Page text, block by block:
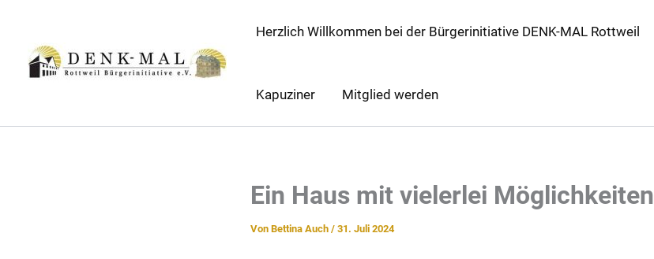
springen
Herzlich Willkommen bei der Bürgerinitiative DENK-MAL Rottweil
Kapuziner Mitglied werden
Ein Haus mit vielerlei Möglichkeiten
Von Bettina Auch / 31. Juli 2024